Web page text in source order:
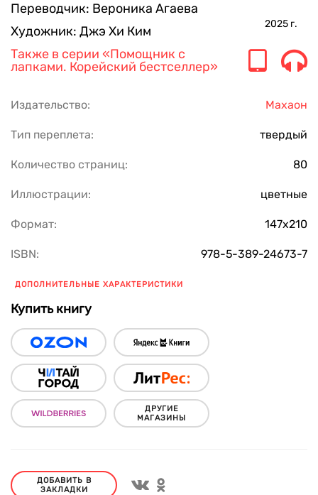
Переводчик: Вероника Агаева
Художник: Джэ Хи Ким 2025 г.
Также в серии «Помощник с
лапками. Корейский бестселлер»
Издательство: Махаон
Тип переплета: твердый
Количество страниц: 80
Иллюстрации: цветные
Формат: 147х210
ISBN: 978-5-389-24673-7
ДОПОЛНИТЕЛЬНЫЕ ХАРАКТЕРИСТИКИ
Купить книгу
ДРУГИЕ
МАГАЗИНЫ
ДОБАВИТЬ В
ЗАКЛАДКИ